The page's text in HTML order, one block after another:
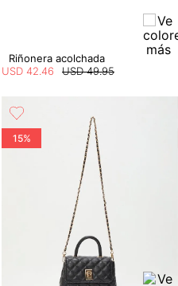
Riñonera acolchada
USD 49.95
USD 42 46
15%